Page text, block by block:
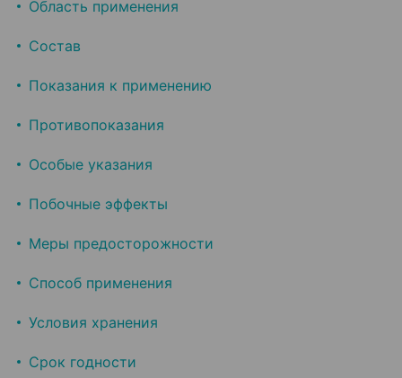
Область применения
Состав
Показания к применению
Противопоказания
Особые указания
Побочные эффекты
Меры предосторожности
Способ применения
Условия хранения
Срок годности